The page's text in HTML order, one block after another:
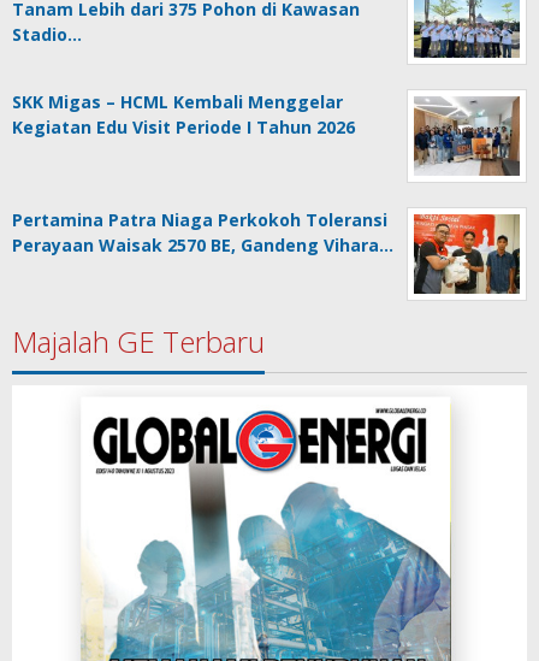
Tanam Lebih dari 375 Pohon di Kawasan
Stadio…
SKK Migas – HCML Kembali Menggelar
Kegiatan Edu Visit Periode I Tahun 2026
Pertamina Patra Niaga Perkokoh Toleransi
Perayaan Waisak 2570 BE, Gandeng Vihara…
Majalah GE Terbaru